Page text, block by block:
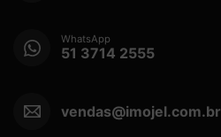
WhatsApp
51 3714 2555
vendas@imojel.com.br